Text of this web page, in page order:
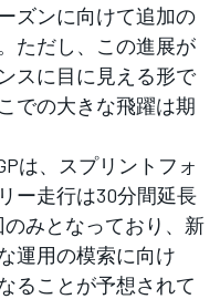
ズンに向けて追加の
ただし、この進展が
スに目に見える形で
での大きな飛躍は期
は、スプリントフォ
ー走行は30分間延長
みとなっており、新
運用の模索に向け
ることが予想されて